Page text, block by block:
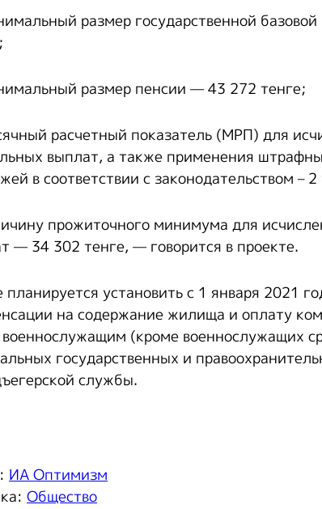
размер государственной
размер пенсии — 43 272 тенге;
расчетный показатель (МРП) для
выплат, а также применения
в соответствии с законодательством –
прожиточного минимума для
— 34 302 тенге, — говорится в проекте.
планируется установить с 1 января 2021
на содержание жилища и оплату
военнослужащим (кроме военнослужащих
государственных и
службы.
ИА Оптимизм
Общество